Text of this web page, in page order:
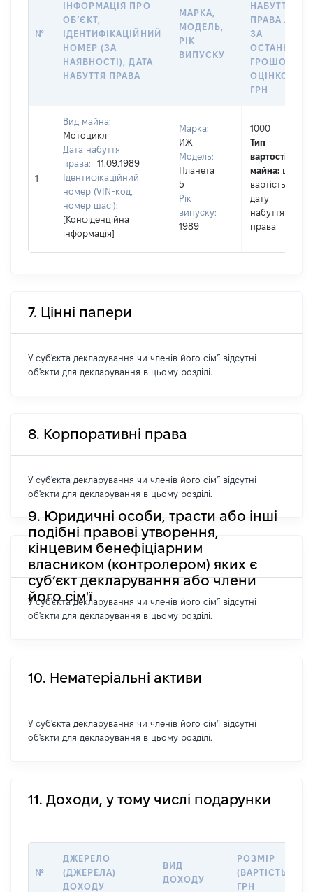
№
ІНФОРМАЦІЯ ПРО
ОБʼЄКТ,
ІДЕНТИФІКАЦІЙНИЙ
НОМЕР (ЗА
НАЯВНОСТІ), ДАТА
НАБУТТЯ ПРАВА
МАРКА,
МОДЕЛЬ,
РІК
ВИПУСКУ
НАБУТТЯ
ПРАВА АБО
ЗА
ГРОШОВОЮ
ОЦІНКОЮ,
ГРН
1
Вид майна:
Мотоцикл
Дата набуття
права:
11.09.1989
Ідентифікаційний
номер (VIN-код,
номер шасі):
[Конфіденційна
інформація]
Марка:
ИЖ
Модель:
Планета
5
Рік
випуску:
1989
1000
Тип
вартості
майна: це
вартість на
дату
набуття
права
7. Цінні папери
У суб'єкта декларування чи членів його сім'ї відсутні
об'єкти для декларування в цьому розділі.
8. Корпоративні права
У суб'єкта декларування чи членів його сім'ї відсутні
об'єкти для декларування в цьому розділі.
9. Юридичні особи, трасти або інші
подібні правові утворення,
кінцевим бенефіціарним
власником (контролером) яких є
суб’єкт декларування або члени
його сім'ї
У суб'єкта декларування чи членів його сім'ї відсутні
об'єкти для декларування в цьому розділі.
10. Нематеріальні активи
У суб'єкта декларування чи членів його сім'ї відсутні
об'єкти для декларування в цьому розділі.
11. Доходи, у тому числі подарунки
№
ДЖЕРЕЛО
(ДЖЕРЕЛА)
ДОХОДУ
ВИД
ДОХОДУ
РОЗМІР
(ВАРТІСТЬ),
ГРН